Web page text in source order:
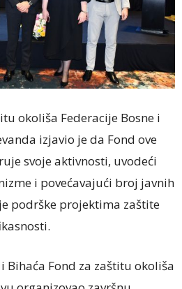
okoliša Federacije Bosne i
izjavio je da Fond ove
svoje aktivnosti, uvodeći
i povećavajući broj javnih
podrške projektima zaštite
Bihaća Fond za zaštitu okoliša